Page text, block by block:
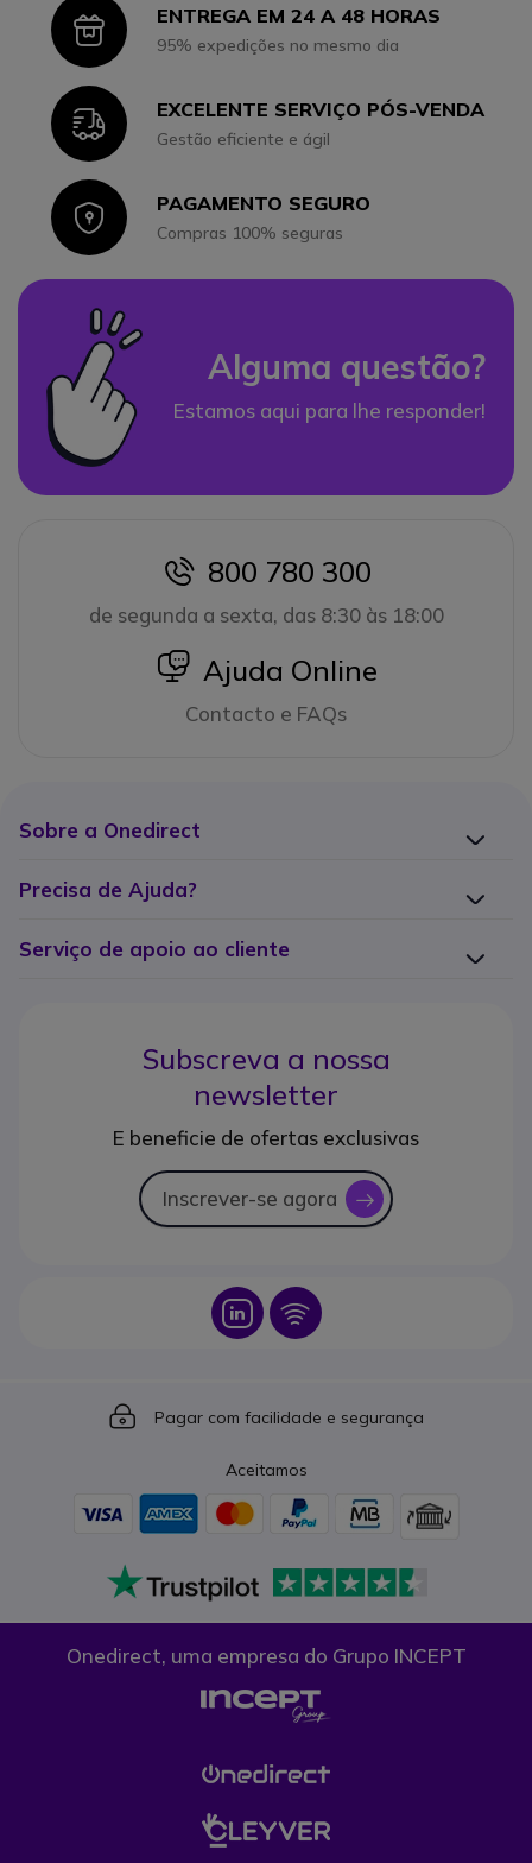
IconENTREGA EM 24 A 48 HORAS
95% expedições no mesmo dia
IconEXCELENTE SERVIÇO PÓS-VENDA
Gestão eficiente e ágil
IconPAGAMENTO SEGURO
Compras 100% seguras
Alguma questão?
Estamos aqui para lhe responder!
icon
800 780 300
de segunda a sexta, das 8:30 às 18:00
icon
Ajuda Online
Contacto e FAQs
Sobre a Onedirect
Precisa de Ajuda?
Serviço de apoio ao cliente
Subscreva a nossa
newsletter
E beneficie de ofertas exclusivas
Inscrever-se agora icon
Icon Icon
Icon
Pagar com facilidade e segurança
Aceitamos
Onedirect, uma empresa do Grupo INCEPT